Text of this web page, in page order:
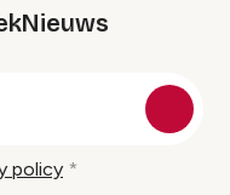
policy